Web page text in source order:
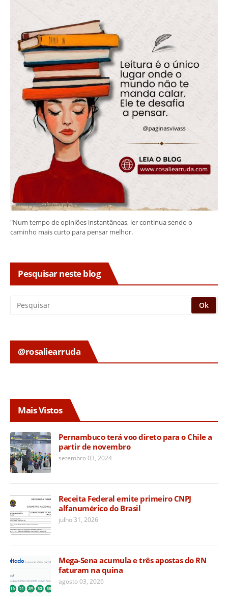
"Num tempo de opiniões instantâneas, ler continua sendo o
caminho mais curto para pensar melhor.
Pesquisar neste blog
@rosaliearruda
Mais Vistos
Pernambuco terá voo direto para o Chile a
partir de novembro
setembro 03, 2024
Receita Federal emite primeiro CNPJ
alfanumérico do Brasil
julho 31, 2026
Mega-Sena acumula e três apostas do RN
faturam na quina
agosto 03, 2026